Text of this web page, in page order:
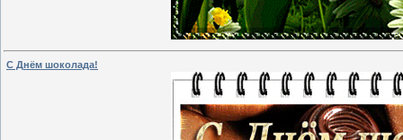
С Днём шоколада!